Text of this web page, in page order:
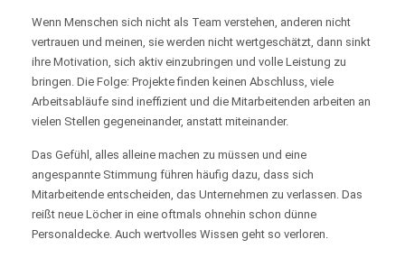
Wenn Menschen sich nicht als Team verstehen, anderen nicht
vertrauen und meinen, sie werden nicht wertgeschätzt, dann sinkt
ihre Motivation, sich aktiv einzubringen und volle Leistung zu
bringen. Die Folge: Projekte finden keinen Abschluss, viele
Arbeitsabläufe sind ineffizient und die Mitarbeitenden arbeiten an
vielen Stellen gegeneinander, anstatt miteinander.
Das Gefühl, alles alleine machen zu müssen und eine
angespannte Stimmung führen häufig dazu, dass sich
Mitarbeitende entscheiden, das Unternehmen zu verlassen. Das
reißt neue Löcher in eine oftmals ohnehin schon dünne
Personaldecke. Auch wertvolles Wissen geht so verloren.